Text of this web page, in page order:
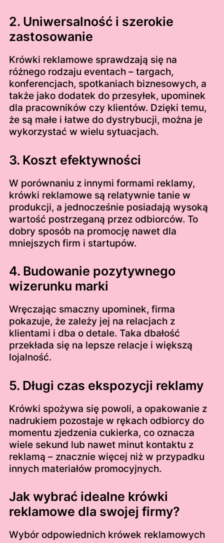
2. Uniwersalność i szerokie
zastosowanie
Krówki reklamowe sprawdzają się na
różnego rodzaju eventach – targach,
konferencjach, spotkaniach biznesowych, a
także jako dodatek do przesyłek, upominek
dla pracowników czy klientów. Dzięki temu,
że są małe i łatwe do dystrybucji, można je
wykorzystać w wielu sytuacjach.
3. Koszt efektywności
W porównaniu z innymi formami reklamy,
krówki reklamowe są relatywnie tanie w
produkcji, a jednocześnie posiadają wysoką
wartość postrzeganą przez odbiorców. To
dobry sposób na promocję nawet dla
mniejszych firm i startupów.
4. Budowanie pozytywnego
wizerunku marki
Wręczając smaczny upominek, firma
pokazuje, że zależy jej na relacjach z
klientami i dba o detale. Taka dbałość
przekłada się na lepsze relacje i większą
lojalność.
5. Długi czas ekspozycji reklamy
Krówki spożywa się powoli, a opakowanie z
nadrukiem pozostaje w rękach odbiorcy do
momentu zjedzenia cukierka, co oznacza
wiele sekund lub nawet minut kontaktu z
reklamą – znacznie więcej niż w przypadku
innych materiałów promocyjnych.
Jak wybrać idealne krówki
reklamowe dla swojej firmy?
Wybór odpowiednich krówek reklamowych